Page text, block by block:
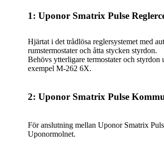
1: Uponor Smatrix Pulse
Hjärtat i det trådlösa reglersystemet med
rumstermostater och åtta stycken styrdon.
Behövs ytterligare termostater och
exempel M-262 6X.
2: Uponor Smatrix Pulse
För anslutning mellan Uponor Smatrix
Uponormolnet.